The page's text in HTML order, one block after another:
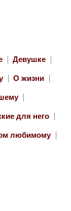
Девушке
О жизни
для него
любимому